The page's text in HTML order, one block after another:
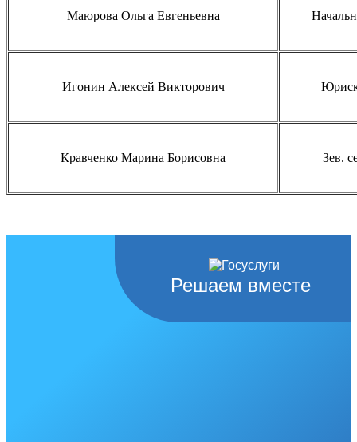
Маюрова Ольга Евгеньевна
Игонин Алексей Викторович
Кравченко Марина Борисовна Зев.
Решаем вместе